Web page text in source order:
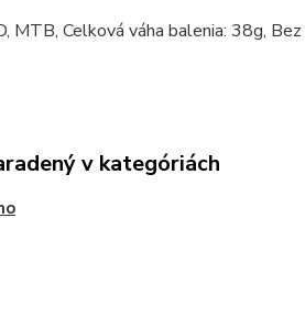
MTB, Celková váha balenia: 38g,
v kategóriách